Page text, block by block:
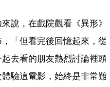
說，在戲院觀看《異形》
「但看完後回憶起來，從
去看的朋友熱烈討論裡頭
驗這電影，始終是非常難